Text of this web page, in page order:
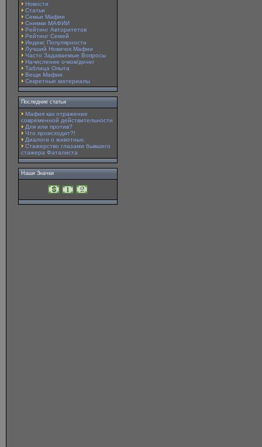
Новости
Статьи
Семьи Мафии
Снимки МАФИИ
Рейтинг Авторитетов
Рейтинг Семей
Индекс Популярности
Лучший Новичок Мафии
Часто Задаваемые Вопросы
Начисление очков/денег
Таблица Опыта
Вещи Мафии
Секретные материалы
Последние статьи
Мафия как отражение
современной действительности
Для или против?
Что происходит?!
Диалоги о животных.
Стажерство глазами бывшего
стажера Фаталиста
Наши Значки